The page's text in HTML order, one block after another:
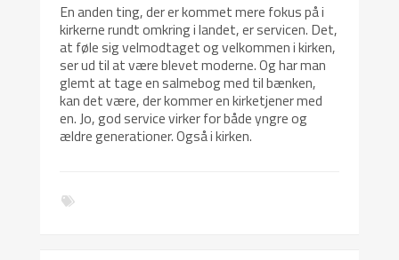
En anden ting, der er kommet mere fokus på i
kirkerne rundt omkring i landet, er servicen. Det,
at føle sig velmodtaget og velkommen i kirken,
ser ud til at være blevet moderne. Og har man
glemt at tage en salmebog med til bænken,
kan det være, der kommer en kirketjener med
en. Jo, god service virker for både yngre og
ældre generationer. Også i kirken.